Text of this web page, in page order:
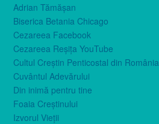
Adrian Tămăşan
Biserica Betania Chicago
Cezareea Facebook
Cezareea Reşiţa YouTube
Cultul Creştin Penticostal din România
Cuvântul Adevărului
Din inimă pentru tine
Foaia Creştinului
Izvorul Vieţii